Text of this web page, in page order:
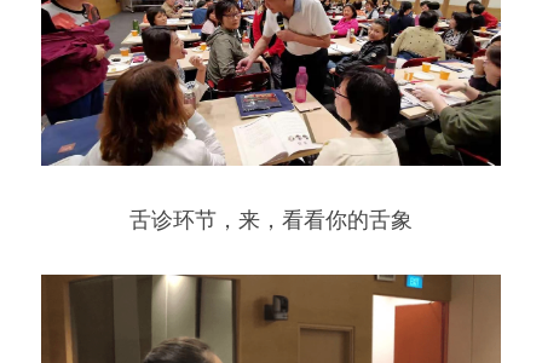
舌诊环节，来，看看你的舌象